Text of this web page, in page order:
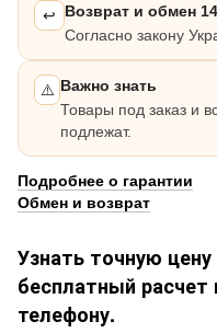
↩️
Возврат и обмен
Согласно закону
⚠️ Важно знать
Товары под заказ и
подлежат.
Подробнее о гарантии
Обмен и возврат
Узнать точную
бесплатный
телефону.